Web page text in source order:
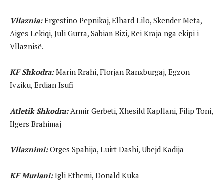
Vllaznia:Ergestino Pepnikaj, Elhard Lilo, Skender Meta,
Aiges Lekiqi, Juli Gurra, Sabian Bizi, Rei Kraja nga ekipi i
Vllaznisë.
KF Shkodra:Marin Rrahi, Florjan Ranxburgaj, Egzon
Ivziku, Erdian Isufi
Atletik Shkodra:Armir Gerbeti, Xhesild Kapllani, Filip Toni,
Ilgers Brahimaj
Vllaznimi:Orges Spahija, Luirt Dashi, Ubejd Kadija
KF Murlani:Igli Ethemi, Donald Kuka